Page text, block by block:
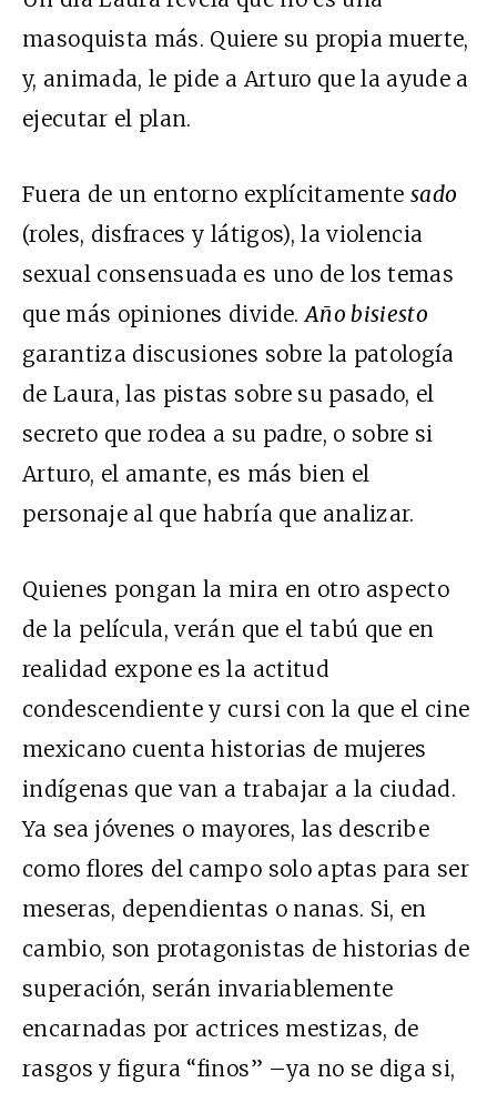
masoquista más. Quiere su propia muerte,
y, animada, le pide a Arturo que la ayude a
ejecutar el plan.
Fuera de un entorno explícitamente sado
(roles, disfraces y látigos), la violencia
sexual consensuada es uno de los temas
que más opiniones divide. Año bisiesto
garantiza discusiones sobre la patología
de Laura, las pistas sobre su pasado, el
secreto que rodea a su padre, o sobre si
Arturo, el amante, es más bien el
personaje al que habría que analizar.
Quienes pongan la mira en otro aspecto
de la película, verán que el tabú que en
realidad expone es la actitud
condescendiente y cursi con la que el cine
mexicano cuenta historias de mujeres
indígenas que van a trabajar a la ciudad.
Ya sea jóvenes o mayores, las describe
como flores del campo solo aptas para ser
meseras, dependientas o nanas. Si, en
cambio, son protagonistas de historias de
superación, serán invariablemente
encarnadas por actrices mestizas, de
rasgos y figura “finos” –ya no se diga si,